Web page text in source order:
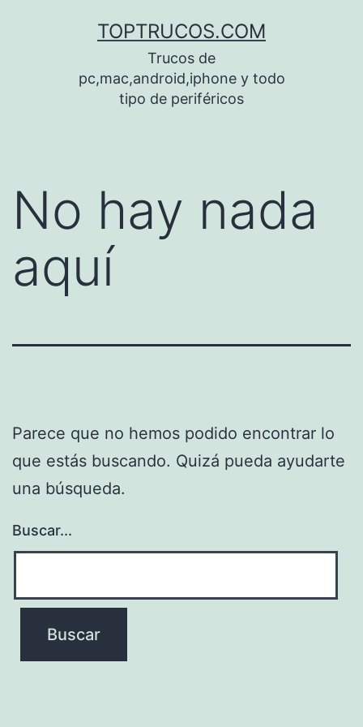
TOPTRUCOS.COM
Trucos de
pc,mac,android,iphone y todo
tipo de periféricos
No hay nada
aquí
Parece que no hemos podido encontrar lo
que estás buscando. Quizá pueda ayudarte
una búsqueda.
Buscar...